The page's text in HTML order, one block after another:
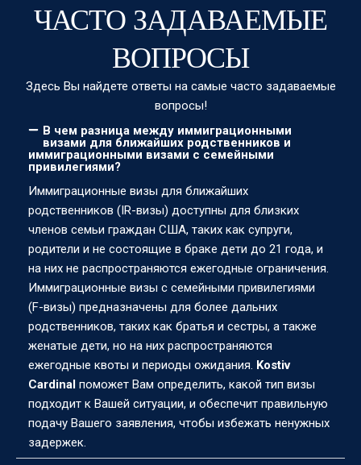
ЧАСТО ЗАДАВАЕМЫЕ
ВОПРОСЫ
Здесь Вы найдете ответы на самые часто задаваемые
вопросы!
В чем разница между иммиграционными
визами для ближайших родственников и
иммиграционными визами с семейными
привилегиями?
Иммиграционные визы для ближайших
родственников (IR-визы) доступны для близких
членов семьи граждан США, таких как супруги,
родители и не состоящие в браке дети до 21 года, и
на них не распространяются ежегодные ограничения.
Иммиграционные визы с семейными привилегиями
(F-визы) предназначены для более дальних
родственников, таких как братья и сестры, а также
женатые дети, но на них распространяются
ежегодные квоты и периоды ожидания. Kostiv
Cardinal поможет Вам определить, какой тип визы
подходит к Вашей ситуации, и обеспечит правильную
подачу Вашего заявления, чтобы избежать ненужных
задержек.